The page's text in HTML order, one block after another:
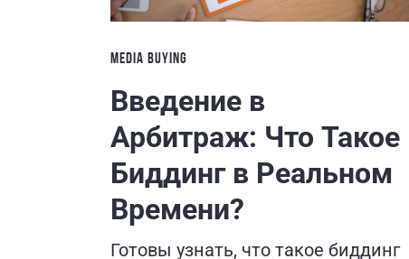
MEDIA BUYING
Введение в
Арбитраж: Что Такое
Биддинг в Реальном
Времени?
Готовы узнать, что такое биддинг